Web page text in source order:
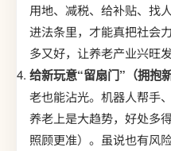
用地、减税、给补贴、
进法条里，才能真把社会
多又好，让养老产业兴旺发
给新玩意“留扇门”（拥抱
老也能沾光。机器人帮手
养老上是大趋势，好处多
照顾更准）。虽说也有风